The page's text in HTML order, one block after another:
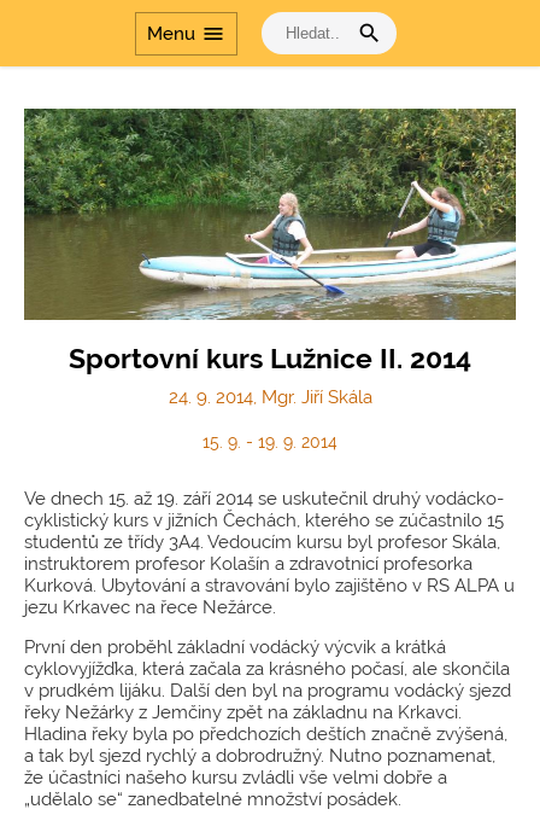
Menu menu search
Sportovní kurs Lužnice II. 2014
24. 9. 2014, Mgr. Jiří Skála
15. 9. - 19. 9. 2014
Ve dnech 15. až 19. září 2014 se uskutečnil druhý vodácko-
cyklistický kurs v jižních Čechách, kterého se zúčastnilo 15
studentů ze třídy 3A4. Vedoucím kursu byl profesor Skála,
instruktorem profesor Kolašín a zdravotnicí profesorka
Kurková. Ubytování a stravování bylo zajištěno v RS ALPA u
jezu Krkavec na řece Nežárce.
První den proběhl základní vodácký výcvik a krátká
cyklovyjížďka, která začala za krásného počasí, ale skončila
v prudkém lijáku. Další den byl na programu vodácký sjezd
řeky Nežárky z Jemčiny zpět na základnu na Krkavci.
Hladina řeky byla po předchozích deštích značně zvýšená,
a tak byl sjezd rychlý a dobrodružný. Nutno poznamenat,
že účastníci našeho kursu zvládli vše velmi dobře a
„udělalo se“ zanedbatelné množství posádek.